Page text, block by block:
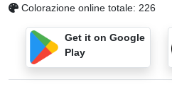
Colorazione online totale: 226
Get it on Google
Play